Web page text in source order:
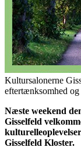
Kultursalonerne
eftertænksomhed
Næste weekend
Gisselfeld
Gisselfeld Kloster.